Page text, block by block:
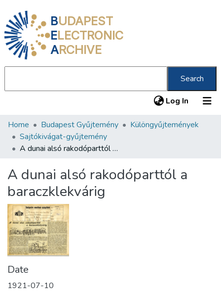
BUDAPEST
ELECTRONIC
ARCHIVE
Search
Log In (current)
Communities & Collections
All of DSpace
About us
Home Budapest Gyűjtemény
Különgyűjtemények
Sajtókivágat-gyűjtemény
A dunai alsó rakodóparttól a baraczklekvárig
A dunai alsó rakodóparttól a
baraczklekvárig
Date
1921-07-10